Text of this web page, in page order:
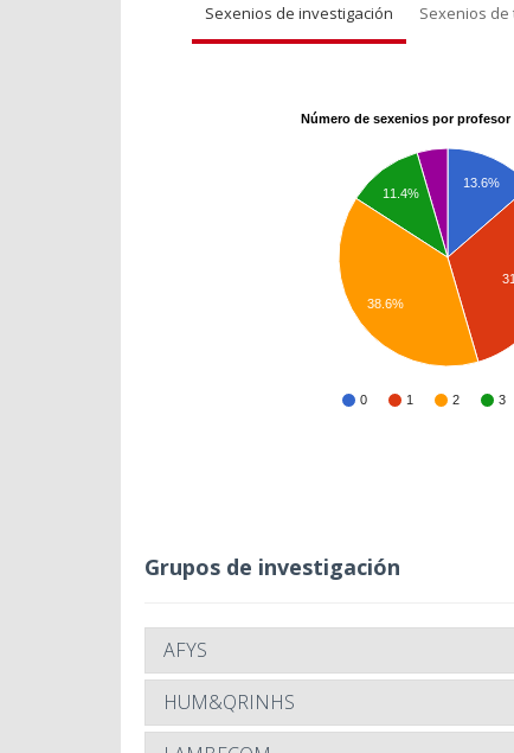
Sexenios de investigación Sexenios
Número de sexenios por profesor
0 1 2 3
13.6%
11.4%
38.6%
Grupos de investigación
AFYS
HUM&QRINHS